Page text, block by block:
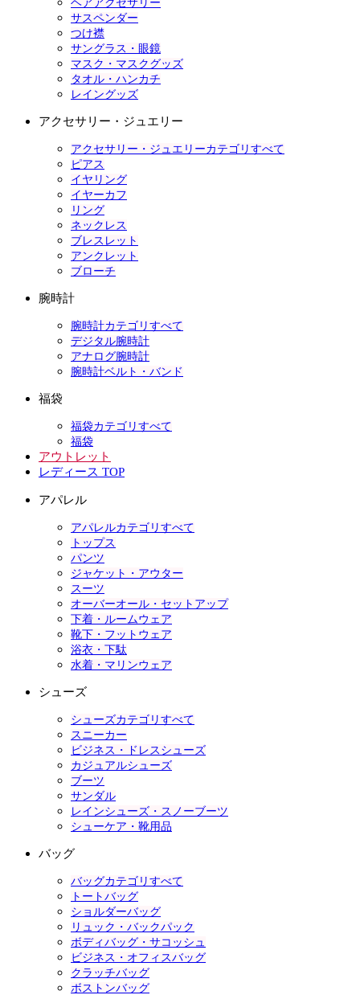
ヘアアクセサリー
サスペンダー
つけ襟
サングラス・眼鏡
マスク・マスクグッズ
タオル・ハンカチ
レイングッズ
アクセサリー・ジュエリー
アクセサリー・ジュエリーカテゴリすべて
ピアス
イヤリング
イヤーカフ
リング
ネックレス
ブレスレット
アンクレット
ブローチ
腕時計
腕時計カテゴリすべて
デジタル腕時計
アナログ腕時計
腕時計ベルト・バンド
福袋
福袋カテゴリすべて
福袋
アウトレット
レディース TOP
アパレル
アパレルカテゴリすべて
トップス
パンツ
ジャケット・アウター
スーツ
オーバーオール・セットアップ
下着・ルームウェア
靴下・フットウェア
浴衣・下駄
水着・マリンウェア
シューズ
シューズカテゴリすべて
スニーカー
ビジネス・ドレスシューズ
カジュアルシューズ
ブーツ
サンダル
レインシューズ・スノーブーツ
シューケア・靴用品
バッグ
バッグカテゴリすべて
トートバッグ
ショルダーバッグ
リュック・バックパック
ボディバッグ・サコッシュ
ビジネス・オフィスバッグ
クラッチバッグ
ボストンバッグ